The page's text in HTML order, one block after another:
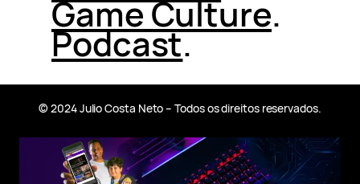
Game Culture.
Podcast.
© 2024 Julio Costa Neto – Todos os direitos reservados.